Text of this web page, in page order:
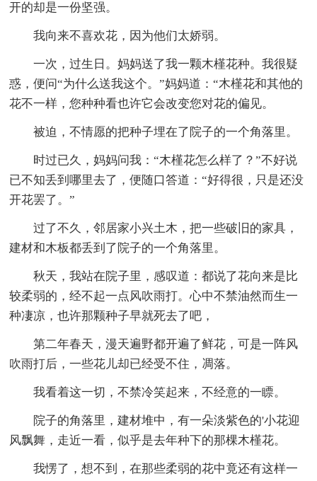
开的却是一份坚强。
我向来不喜欢花，因为他们太娇弱。
一次，过生日。妈妈送了我一颗木槿花种。我很疑
惑，便问“为什么送我这个。”妈妈道：“木槿花和其他的
花不一样，您种种看也许它会改变您对花的偏见。
被迫，不情愿的把种子埋在了院子的一个角落里。
时过已久，妈妈问我：“木槿花怎么样了？”不好说
已不知丢到哪里去了，便随口答道：“好得很，只是还没
开花罢了。”
过了不久，邻居家小兴土木，把一些破旧的家具，
建材和木板都丢到了院子的一个角落里。
秋天，我站在院子里，感叹道：都说了花向来是比
较柔弱的，经不起一点风吹雨打。心中不禁油然而生一
种凄凉，也许那颗种子早就死去了吧，
第二年春天，漫天遍野都开遍了鲜花，可是一阵风
吹雨打后，一些花儿却已经受不住，凋落。
我看着这一切，不禁冷笑起来，不经意的一瞟。
院子的角落里，建材堆中，有一朵淡紫色的'小花迎
风飘舞，走近一看，似乎是去年种下的那棵木槿花。
我愣了，想不到，在那些柔弱的花中竟还有这样一